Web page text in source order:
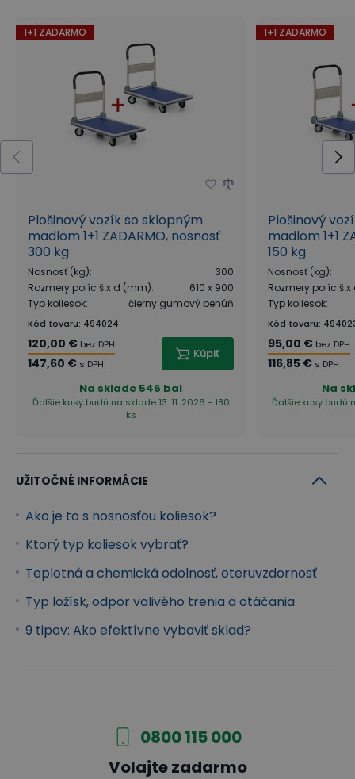
1+1 ZADARMO
Plošinový vozík so sklopným
madlom 1+1 ZADARMO, nosnosť
300 kg
Nosnosť (kg):
300
Rozmery políc š x d (mm):
610 x 900
Typ koliesok: čierny gumový behúň
Kód tovaru: 494024
120,00 € bez DPH
147,60 € s DPH
Kúpiť
Na sklade 546 bal
Ďalšie kusy budú na sklade 13. 11. 2026 - 180
ks
1+1 ZADARMO
Plošinový
madlom 1+1
150 kg
Nosnosť (kg):
Rozmery políc š
Typ koliesok:
Kód tovaru:
95,00 € bez DPH
116,85 € s DPH
Na
Ďalšie kusy budú
UŽITOČNÉ INFORMÁCIE
Ako je to s nosnosťou koliesok?
Ktorý typ koliesok vybrať?
Teplotná a chemická odolnosť, oteruvzdornosť
Typ ložísk, odpor valivého trenia a otáčania
9 tipov: Ako efektívne vybaviť sklad?
0800 115 000
Volajte zadarmo